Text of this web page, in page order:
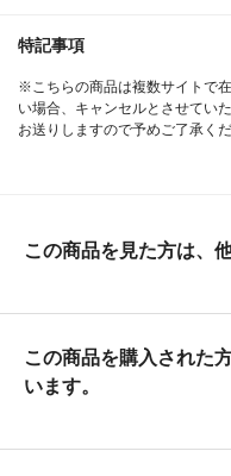
特記事項
※こちらの商品は複数サイトで
い場合、キャンセルとさせてい
お送りしますので予めご了承くだ
この商品を見た方は、
この商品を購入された
います。